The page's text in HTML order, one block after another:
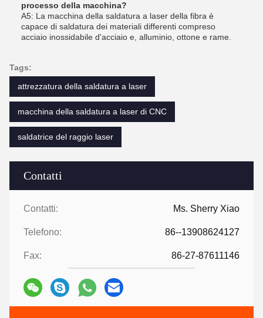
Contatti
Contatti: Ms. Sherry Xiao
Telefono: 86--13908624127
Fax: 86-27-87611146
processo della macchina?
A5: La macchina della saldatura a laser della fibra è
capace di saldatura dei materiali differenti compreso
acciaio inossidabile d'acciaio e, alluminio, ottone e rame.
Tags:
attrezzatura della saldatura a laser
macchina della saldatura a laser di CNC
saldatrice del raggio laser